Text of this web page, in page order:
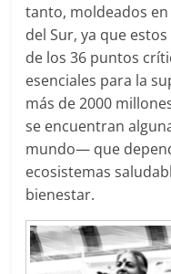
tanto, moldeados
del Sur, ya que
de los 36 puntos
esenciales para la
más de 2000
se encuentran
mundo— que
ecosistemas
bienestar.